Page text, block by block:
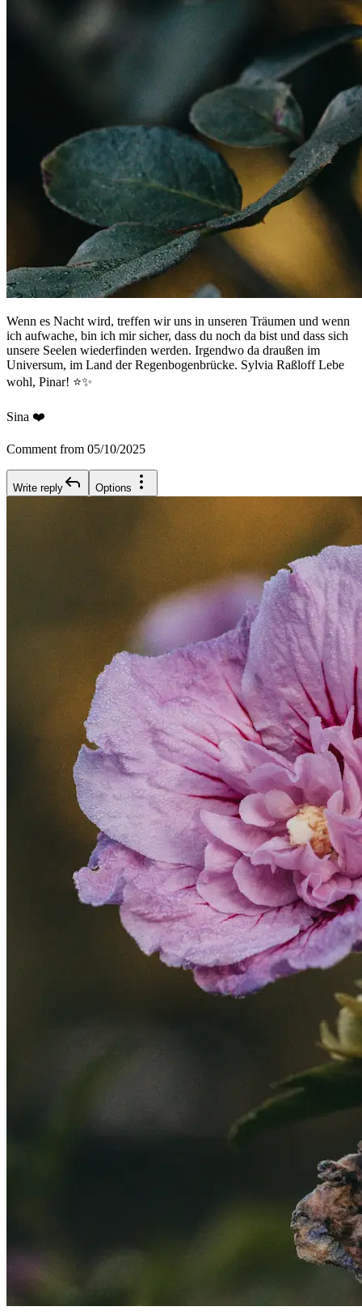
Wenn es Nacht wird, treffen wir uns in unseren Träumen und wenn
ich aufwache, bin ich mir sicher, dass du noch da bist und dass sich
unsere Seelen wiederfinden werden. Irgendwo da draußen im
Universum, im Land der Regenbogenbrücke. Sylvia Raßloff Lebe
wohl, Pinar! ⭐️✨
Sina ❤️
Comment from 05/10/2025
Write reply Options